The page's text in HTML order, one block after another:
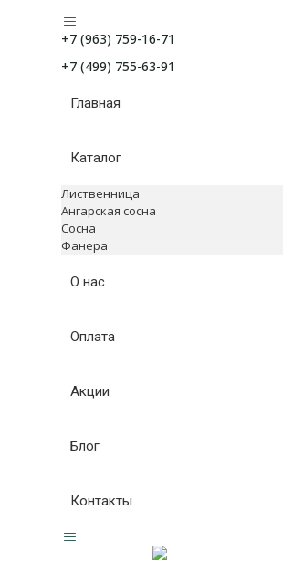
+7 (963) 759-16-71
+7 (499) 755-63-91
Главная
Каталог
Лиственница
Ангарская сосна
Сосна
Фанера
О нас
Оплата
Акции
Блог
Контакты